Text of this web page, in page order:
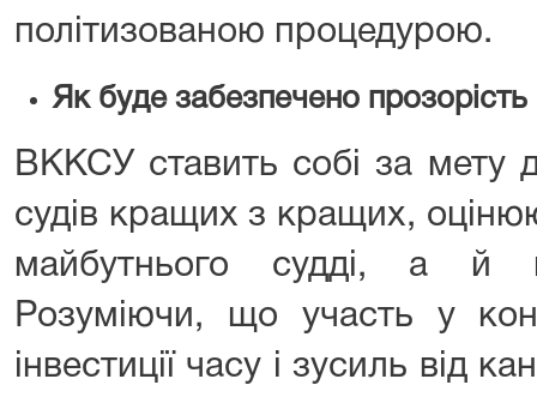
політизованою процедурою.
Як буде забезпечено прозорість
ВККСУ ставить собі за мету
судів кращих з кращих,
майбутнього судді, а й
Розуміючи, що участь у
інвестиції часу і зусиль від